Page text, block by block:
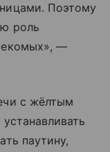
Поэтому
роль
—
с жёлтым
паутину,